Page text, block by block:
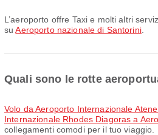
L’aeroporto offre Taxi e molti altri servizi per migliorare la tua esperienza di viaggio. Puoi consultare informazioni dettagliate sulle strutture e sulla disposizione dei terminal
suAeroporto nazionale di Santorini.
Quali sono le rotte
volo da Aeroporto Internazionale
Internazionale Rhodes Diagoras a
collegamenti comodi per il tuo viaggio.